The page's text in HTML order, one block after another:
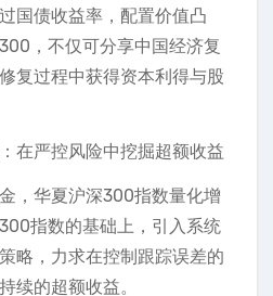
国债收益率，配置价值凸
，不仅可分享中国经济复
复过程中获得资本利得与股
在严控风险中挖掘超额收益
，华夏沪深300指数量化增
指数的基础上，引入系统
略，力求在控制跟踪误差的
续的超额收益。